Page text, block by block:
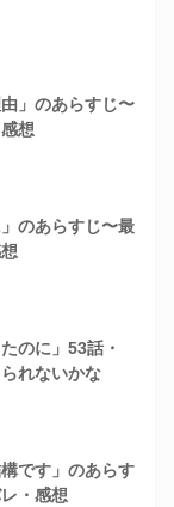
」のあらすじ〜
想
のあらすじ〜最
のに」53話・
れないかな
です」のあらす
・感想